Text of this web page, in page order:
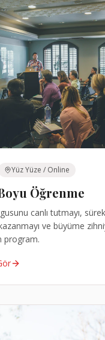
Yüz Yüze / Online
Öğrenme
canlı tutmayı,
kazanmayı ve büyüme
program.